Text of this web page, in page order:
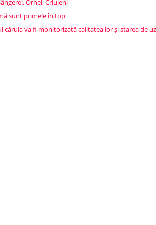
Orhei, Criuleni
sunt primele în top
va fi monitorizată calitatea lor și starea de